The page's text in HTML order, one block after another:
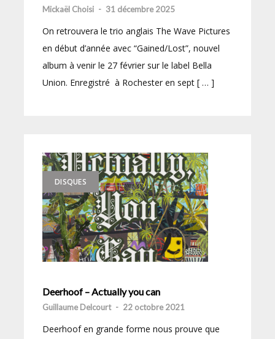
Mickaël Choisi - 31 décembre 2025
On retrouvera le trio anglais The Wave Pictures
en début d’année avec “Gained/Lost”, nouvel
album à venir le 27 février sur le label Bella
Union. Enregistré à Rochester en sept [ … ]
DISQUES
Deerhoof – Actually you can
Guillaume Delcourt - 22 octobre 2021
Deerhoof en grande forme nous prouve que